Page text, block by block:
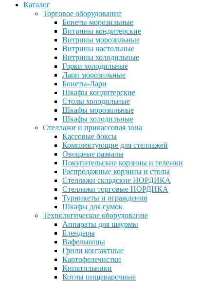
Каталог
Торговое оборудование
Бонеты морозильные
Витрины кондитерские
Витрины морозильные
Витрины настольные
Витрины холодильные
Горки холодильные
Лари морозильные
Бонеты-Лари
Шкафы кондитерские
Столы холодильные
Шкафы морозильные
Шкафы холодильные
Стеллажи и прикассовая зона
Кассовые боксы
Комплектующие для стеллажей
Овощные развалы
Покупательские корзины и тележки
Распродажные корзины и столы
Стеллажи складские НОРДИКА
Стеллажи торговые НОРДИКА
Турникеты и ограждения
Шкафы для сумок
Технологическое оборудование
Аппараты для шаурмы
Блендеры
Вафельницы
Грили контактные
Картофелечистки
Кипятильники
Котлы пищеварочные